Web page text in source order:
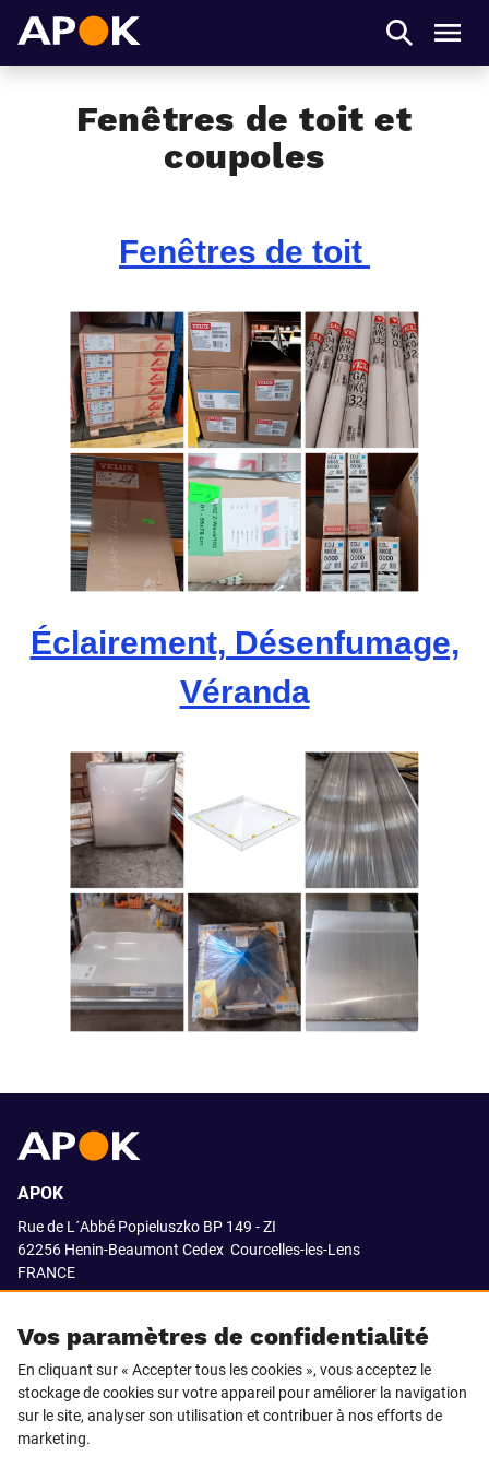
Fenêtres de toit et
coupoles
Fenêtres de toit
Éclairement, Désenfumage,
Véranda
Vos paramètres de confidentialité
En cliquant sur « Accepter tous les cookies », vous acceptez le
stockage de cookies sur votre appareil pour améliorer la navigation
sur le site, analyser son utilisation et contribuer à nos efforts de
marketing.
APOK
Rue de L´Abbé Popieluszko BP 149 - ZI
62256 Henin-Beaumont Cedex Courcelles-les-Lens
FRANCE
SUIVEZ-NOUS SUR